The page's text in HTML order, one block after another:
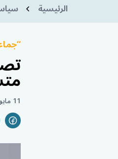
الرئيسية
11 مايو 2026 12:00 ص